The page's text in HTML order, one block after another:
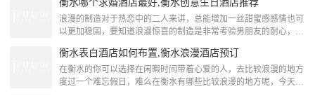
衡水哪个求婚酒店最好,衡水创意生日酒店推荐
浪漫的制造对于热恋中的二人来讲，总能增加一丝甜蜜感感情也可
以更加稳固，要知道浪漫惊喜的制造是非常考验男朋友的耐心，在
TellLove衡水浪漫策划一起来看看关于衡水哪个求婚酒店最好的内
容推荐吧！衡水创意生日酒店推荐衡水北斗小筑公寓这里是我独一
无二的家。有缘来住下的朋友，希望它为你带来一段独一无二的旅
衡水表白酒店如何布置,衡水浪漫酒店预订
在衡水的你可以选择在闲暇时间带着心爱的人，去比较浪漫的地方
度过一个难忘假日，难么在衡水有哪些比较浪漫的地方呢，今天小